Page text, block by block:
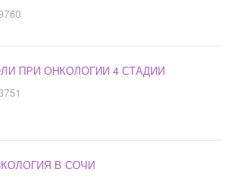
ПРИ ОНКОЛОГИИ 4 СТАДИИ
В СОЧИ